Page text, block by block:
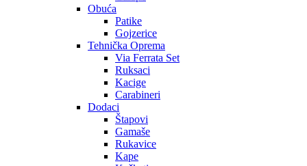
Obuća
Patike
Gojzerice
Tehnička Oprema
Via Ferrata Set
Ruksaci
Kacige
Carabineri
Dodaci
Štapovi
Gamaše
Rukavice
Kape